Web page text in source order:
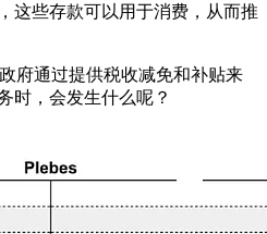
这些存款可以用于消费，从而推
府通过提供税收减免和补贴来
时，会发生什么呢？